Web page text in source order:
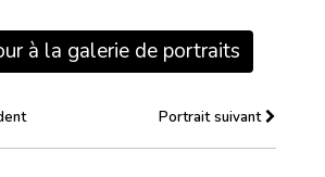
à la galerie de portraits
Portrait suivant